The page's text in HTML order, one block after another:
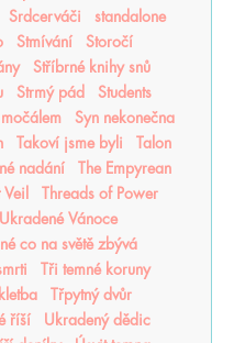
Srdcerváči
standalone
Stmívání
Storočí
Stříbrné knihy snů
Strmý pád
Students
Syn nekonečna
Takoví jsme byli
Talon
nadání
The Empyrean
Threads of Power
Vánoce
co na světě zbývá
Tři temné koruny
Třpytný dvůr
říší
Ukradený dědic